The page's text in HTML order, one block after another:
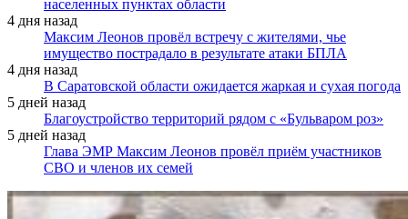
населенных пунктах области
4 дня назад
Максим Леонов провёл встречу с жителями, чье
имущество пострадало в результате атаки БПЛА
4 дня назад
В Саратовской области ожидается жаркая и сухая погода
5 дней назад
Благоустройство территорий рядом с «Бульваром роз»
5 дней назад
Глава ЭМР Максим Леонов провёл приём участников
СВО и членов их семей